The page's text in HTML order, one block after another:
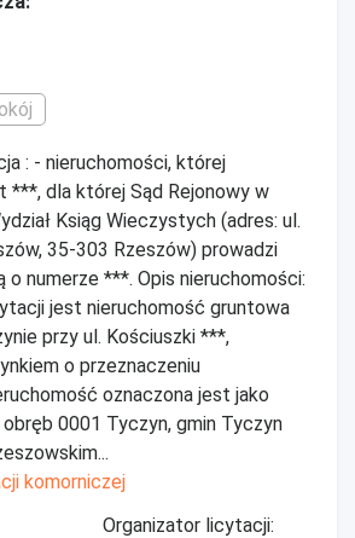
: - nieruchomości, której
***, dla której Sąd Rejonowy w
Ksiąg Wieczystych (adres: ul.
35-303 Rzeszów) prowadzi
numerze ***. Opis nieruchomości:
jest nieruchomość gruntowa
przy ul. Kościuszki ***,
o przeznaczeniu
oznaczona jest jako
0001 Tyczyn, gmin Tyczyn
komorniczej
Organizator licytacji: